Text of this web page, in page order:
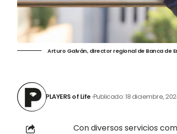
Arturo Galván, director regional de Banca de
PLAYERS of Life Publicado: 18 diciembre,
Con diversos servicios